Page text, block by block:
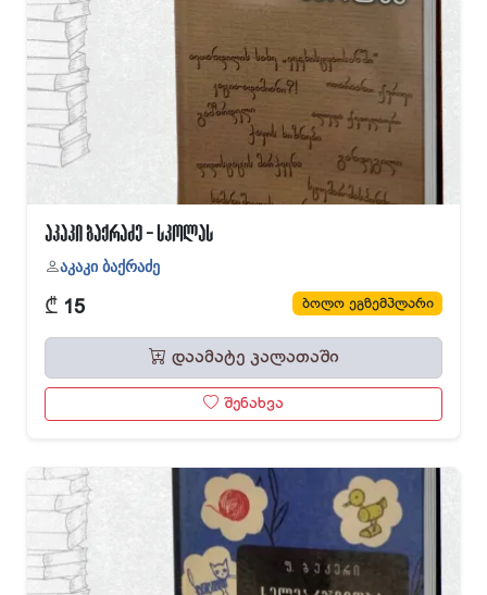
აკაკი ბაქრაძე - სკოლას
აკაკი ბაქრაძე
₾ 15 ბოლო ეგზემპლარი
დაამატე კალათაში
შენახვა